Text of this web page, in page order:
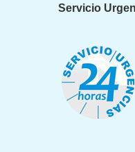
Servicio